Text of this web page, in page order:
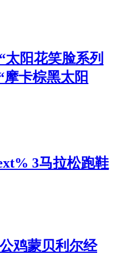
太阳花笑脸系列
卡棕黑太阳
3马拉松跑鞋
鸡蒙贝利尔经